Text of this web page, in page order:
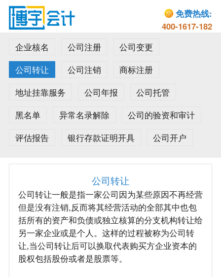
免费热线:
400-1617-182
企业核名
公司注册
公司变更
公司转让
公司注销
商标注册
地址挂靠服务
公司年报
公司托管
黑名单
异常名录解除
公司的验资和审计
评估报告
银行存款证明开具 公司开户
公司转让
公司转让一般是指一家公司因为某些原因不再经营
但是没有注销,反而将其经营活动的全部其中也包
括所有的资产和负债或独立核算的分支机构转让给
另一家企业或是个人。这样的过程被称为公司转
让,当公司转让后可以换取代表购买方企业资本的
股权包括股份或者是股票等。